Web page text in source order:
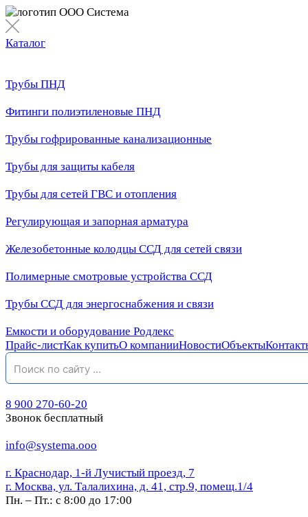
Каталог
Трубы ПНД
Фитинги полиэтиленовые ПНД
Трубы гофрированные канализационные
Трубы для защиты кабеля
Трубы для сетей ГВС и отопления
Регулирующая и запорная арматура
Железобетонные колодцы ССД для сетей связи
Полимерные смотровые устройства ССД
Трубы ССД для энергоснабжения и связи
Емкости и оборудование Родлекс
Прайс-листКак купитьО компанииНовостиОбъекты
8 900 270-60-20
Звонок бесплатный
info@systema.ooo
г. Краснодар, 1-й Лучистый проезд, 7
г. Москва, ул. Талалихина, д. 41, стр.9, помещ.1/4
Пн. – Пт.: с 8:00 до 17:00